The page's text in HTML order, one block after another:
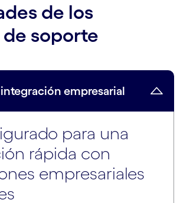
de los
soporte
empresarial
para una
rápida con
empresariales